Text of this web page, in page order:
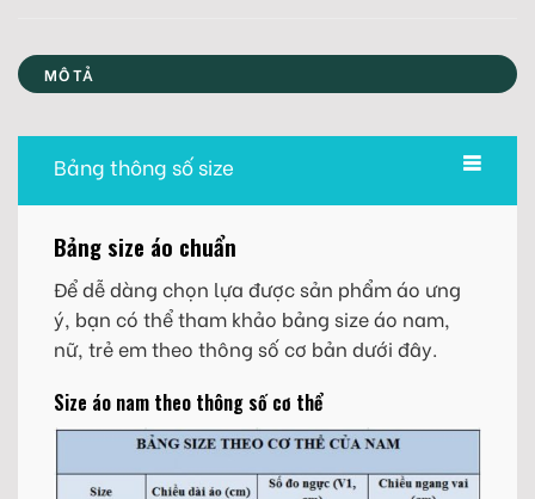
MÔ TẢ
Bảng thông số size
Bảng size áo chuẩn
Để dễ dàng chọn lựa được sản phẩm áo ưng
ý, bạn có thể tham khảo bảng size áo nam,
nữ, trẻ em theo thông số cơ bản dưới đây.
Size áo nam theo thông số cơ thể